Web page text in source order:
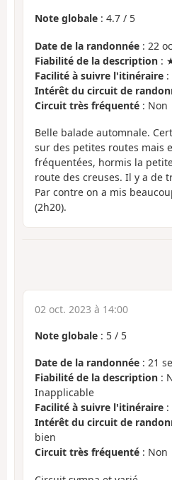
Note globale : 4.7 / 5
Date de la randonnée : 22
Fiabilité de la description :
Facilité à suivre l'itinéraire
Intérêt du circuit de
Circuit très fréquenté : Non
Belle balade automnale.
sur des petites routes mais
fréquentées, hormis la
route des creuses. Il y a de
Par contre on a mis
(2h20).
02 oct. 2023 à 14:00
Note globale : 5 / 5
Date de la randonnée : 21
Fiabilité de la description :
Inapplicable
Facilité à suivre l'itinéraire
Intérêt du circuit de
bien
Circuit très fréquenté : Non